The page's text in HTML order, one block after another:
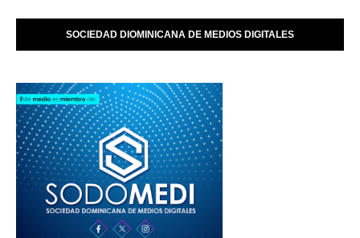
SOCIEDAD DIOMINICANA DE MEDIOS DIGITALES